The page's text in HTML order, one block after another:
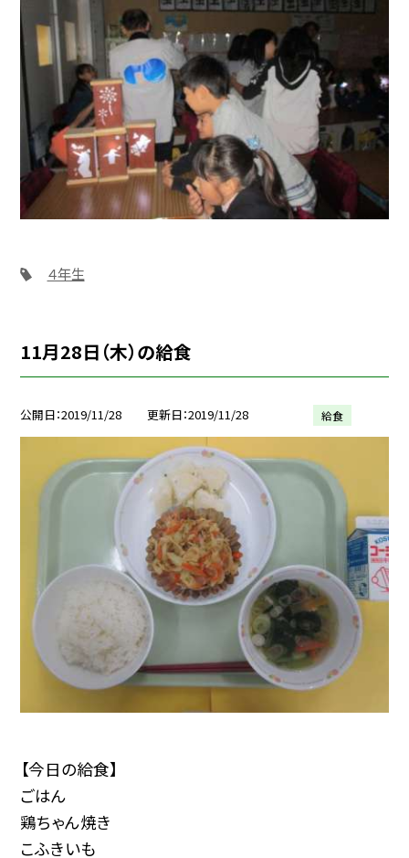
４年生
11月28日（木）の給食
公開日 2019/11/28 更新日 2019/11/28 給食
【今日の給食】
ごはん
鶏ちゃん焼き
こふきいも